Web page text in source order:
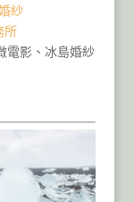
紗
所
電影、冰島婚紗